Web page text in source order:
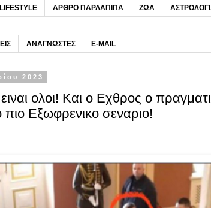
LIFESTYLE ΑΡΘΡΟ ΠΑΡΛΑΠΙΠΑ ΖΩΑ
ΑΝΑΓΝΩΣΤΕΣ E-MAIL
2023
ολοι! Και ο Eχθρος ο
πιο Eξωφρενικο σεναριο!